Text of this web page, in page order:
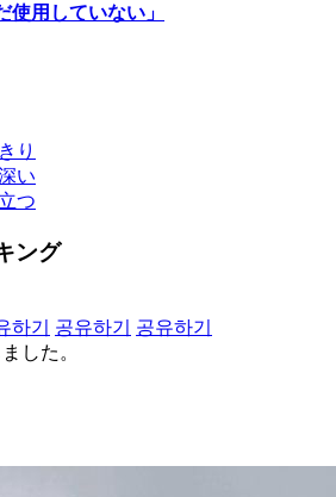
使用していない」
り
い
つ
ング
하기 공유하기
공유하기
した。